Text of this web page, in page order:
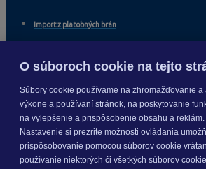
Import z platobných brán
04/11/2025
Import cenových hladín cez XLS
O súboroch cookie na tejto
Súbory cookie používame na zhromažďovanie
výkone a používaní stránok, na poskytovanie
na vylepšenie a prispôsobenie obsahu a
Nastavenie si prezrite možnosti ovládania
prispôsobovanie pomocou súborov cookie
používanie niektorých či všetkých súborov